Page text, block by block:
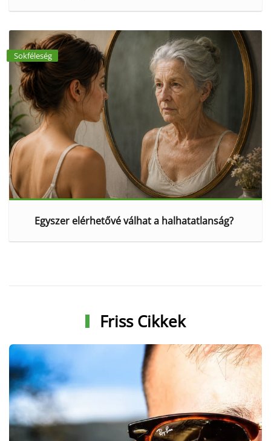
Sokféleség
Egyszer elérhetővé válhat a halhatatlanság?
Friss Cikkek